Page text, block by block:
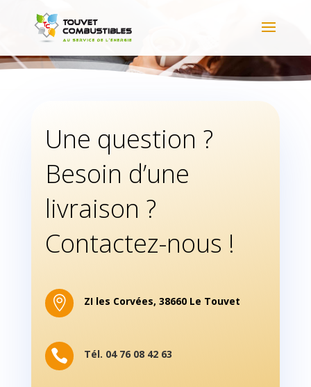
Une question ?
Besoin d’une
livraison ?
Contactez-nous !
 ZI les Corvées, 38660 Le Touvet
 Tél. 04 76 08 42 63